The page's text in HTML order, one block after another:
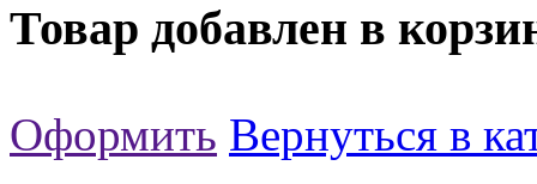
Товар добавлен в
Оформить Вернуться в